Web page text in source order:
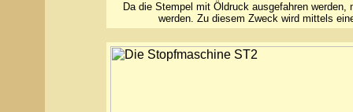
Da die Stempel mit Öldruck ausgefahren
werden. Zu diesem Zweck wird mittels